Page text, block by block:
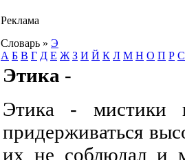
Реклама
Словарь » Э
А Б В Г Д Е Ж З И Й К Л М Н О П Р С
Этика -
Этика - мистики
придерживаться
их не соблюдал и